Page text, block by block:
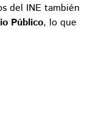
del INE también
Público, lo que